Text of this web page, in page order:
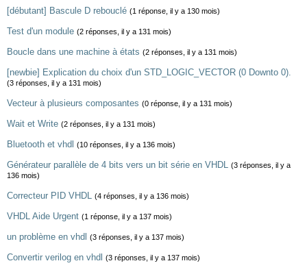
[débutant] Bascule D rebouclé (1 réponse, il y a 130 mois)
Test d'un module (2 réponses, il y a 131 mois)
Boucle dans une machine à états (2 réponses, il y a 131 mois)
[newbie] Explication du choix d'un STD_LOGIC_VECTOR (0 Downto 0).
(3 réponses, il y a 131 mois)
Vecteur à plusieurs composantes (0 réponse, il y a 131 mois)
Wait et Write (2 réponses, il y a 131 mois)
Bluetooth et vhdl (10 réponses, il y a 136 mois)
Générateur parallèle de 4 bits vers un bit série en VHDL (3 réponses, il y a
136 mois)
Correcteur PID VHDL (4 réponses, il y a 136 mois)
VHDL Aide Urgent (1 réponse, il y a 137 mois)
un problème en vhdl (3 réponses, il y a 137 mois)
Convertir verilog en vhdl (3 réponses, il y a 137 mois)